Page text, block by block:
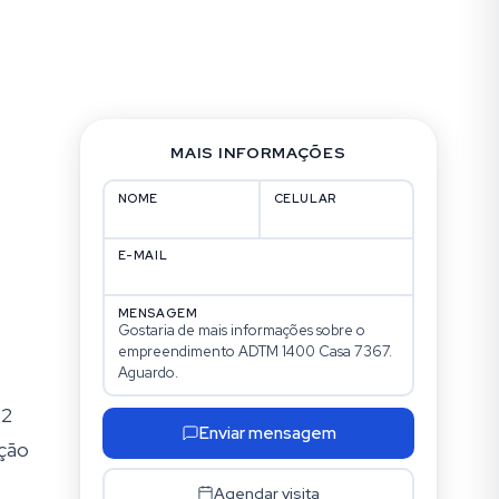
MAIS INFORMAÇÕES
NOME CELULAR
E-MAIL
MENSAGEM
Enviar mensagem
Agendar visita